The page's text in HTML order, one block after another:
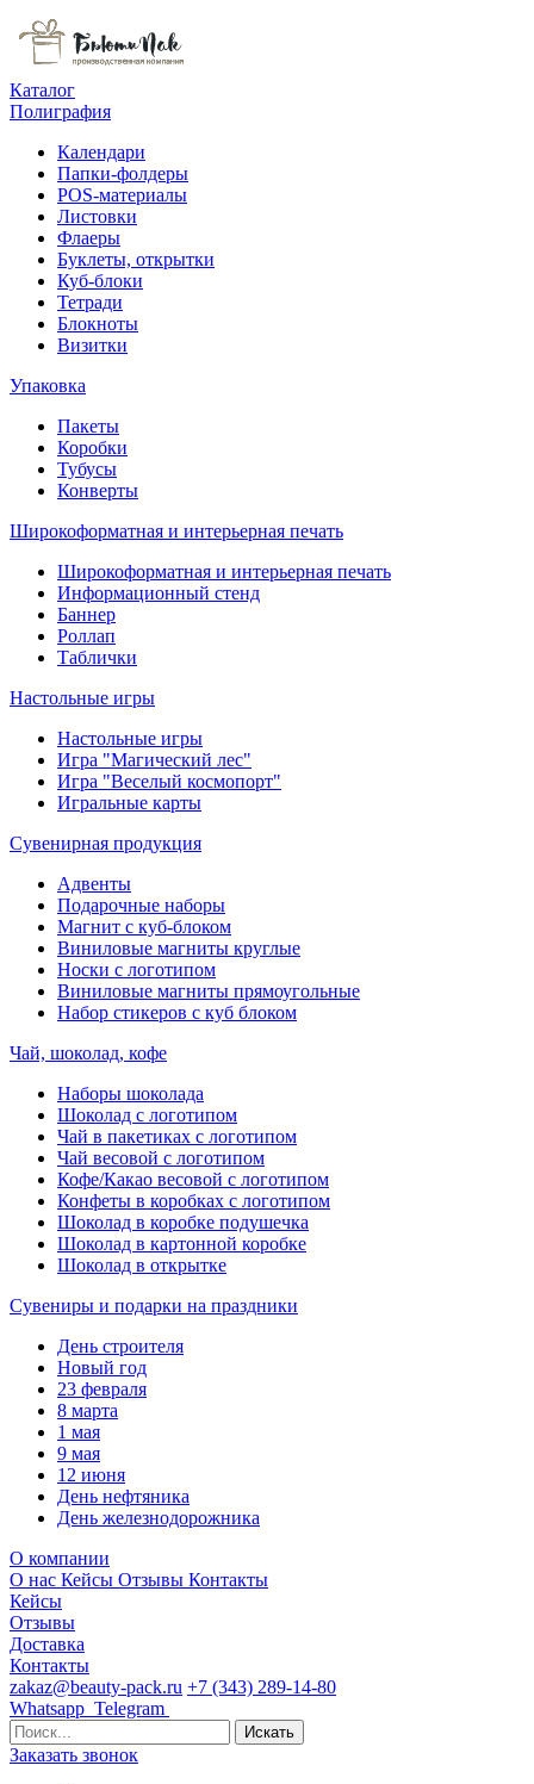
Каталог
Полиграфия
Календари
Папки-фолдеры
POS-материалы
Листовки
Флаеры
Буклеты, открытки
Куб-блоки
Тетради
Блокноты
Визитки
Упаковка
Пакеты
Коробки
Тубусы
Конверты
Широкоформатная и интерьерная печать
Широкоформатная и интерьерная печать
Информационный стенд
Баннер
Роллап
Таблички
Настольные игры
Настольные игры
Игра "Магический лес"
Игра "Веселый космопорт"
Игральные карты
Сувенирная продукция
Адвенты
Подарочные наборы
Магнит с куб-блоком
Виниловые магниты круглые
Носки с логотипом
Виниловые магниты прямоугольные
Набор стикеров с куб блоком
Чай, шоколад, кофе
Наборы шоколада
Шоколад с логотипом
Чай в пакетиках с логотипом
Чай весовой с логотипом
Кофе/Какао весовой с логотипом
Конфеты в коробках с логотипом
Шоколад в коробке подушечка
Шоколад в картонной коробке
Шоколад в открытке
Сувениры и подарки на праздники
День строителя
Новый год
23 февраля
8 марта
1 мая
9 мая
12 июня
День нефтяника
День железнодорожника
О компании
О нас Кейсы Отзывы Контакты
Кейсы
Отзывы
Доставка
Контакты
zakaz@beauty-pack.ru +7 (343) 289-14-80
Whatsapp Telegram
Заказать звонок